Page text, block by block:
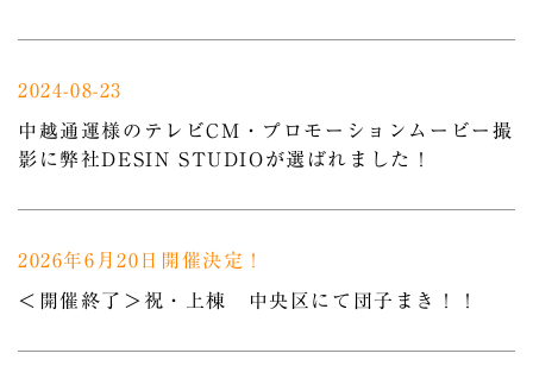
2024-08-23
中越通運様のテレビCM・プロモーションムービー撮
影に弊社DESIN STUDIOが選ばれました！
2026年6月20日開催決定！
＜開催終了＞祝・上棟 中央区にて団子まき！！